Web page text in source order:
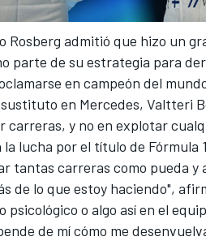
Rosberg admitió que hizo un
parte de su estrategia para
en campeón del
en Mercedes, Valtteri
carreras, y no en explotar
lucha por el título de Fórmula 1
tantas carreras como pueda
de lo que estoy haciendo",
psicológico o algo así en el
de mí cómo me